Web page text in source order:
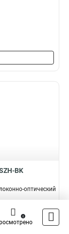
BK
оптический
Сравнить
0